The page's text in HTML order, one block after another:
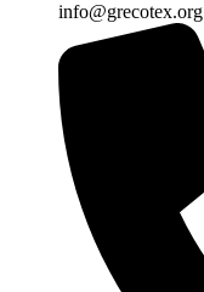
info@grecotex.org